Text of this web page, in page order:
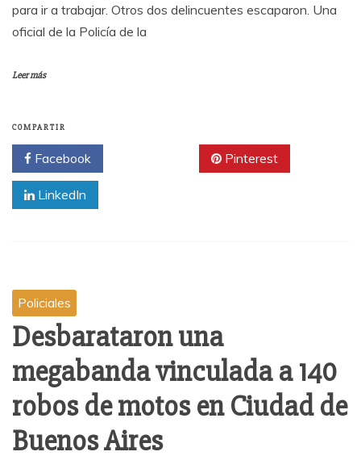
para ir a trabajar. Otros dos delincuentes escaparon. Una
oficial de la Policía de la
Leer más
COMPARTIR
Facebook Pinterest
LinkedIn
Policiales
Desbarataron una
megabanda vinculada a 140
robos de motos en Ciudad de
Buenos Aires